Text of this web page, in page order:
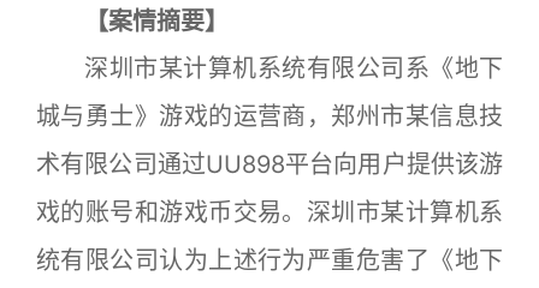
【案情摘要】
深圳市某计算机系统有限公司系《地下
城与勇士》游戏的运营商，郑州市某信息技
术有限公司通过UU898平台向用户提供该游
戏的账号和游戏币交易。深圳市某计算机系
统有限公司认为上述行为严重危害了《地下